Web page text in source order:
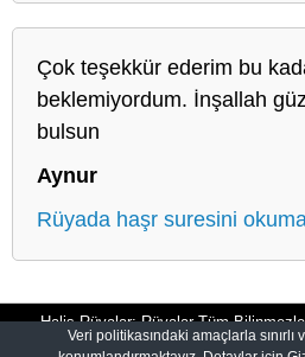
Çok teşekkür ederim bu
beklemiyordum. İnşallah
bulsun
Aynur
Rüyada haşr suresini
Halis Rüyalar: Rüyalar Tüm
Veri politikasındaki amaçlarla